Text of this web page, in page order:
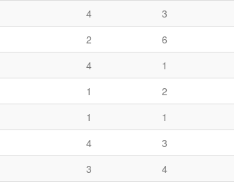
4 3
2 6
4 1
1 2
1 1
4 3
3 4